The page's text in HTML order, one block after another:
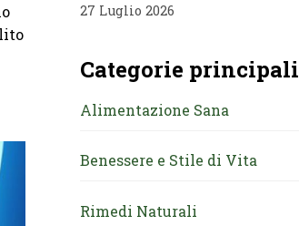
27 Luglio 2026
Categorie principali
Alimentazione Sana
Benessere e Stile di Vita
Rimedi Naturali